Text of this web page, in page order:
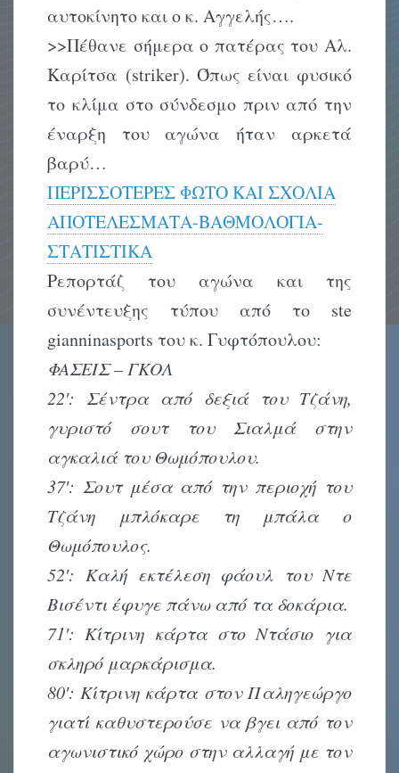
αυτοκίνητο και ο κ. Αγγελής….
>>Πέθανε σήμερα ο πατέρας του Αλ.
Καρίτσα (striker). Όπως είναι φυσικό
το κλίμα στο σύνδεσμο πριν από την
έναρξη του αγώνα ήταν αρκετά
βαρύ…
ΠΕΡΙΣΣΟΤΕΡΕΣ ΦΩΤΟ ΚΑΙ ΣΧΟΛΙΑ
ΑΠΟΤΕΛΕΣΜΑΤΑ-ΒΑΘΜΟΛΟΓΙΑ-
ΣΤΑΤΙΣΤΙΚΑ
Ρεπορτάζ του αγώνα και της
συνέντευξης τύπου από το ste
gianninasports του κ. Γυφτόπουλου:
ΦΑΣΕΙΣ – ΓΚΟΛ
22′: Σέντρα από δεξιά του Τζάνη,
γυριστό σουτ του Σιαλμά στην
αγκαλιά του Θωμόπουλου.
37′: Σουτ μέσα από την περιοχή του
Τζάνη μπλόκαρε τη μπάλα ο
Θωμόπουλος.
52′: Καλή εκτέλεση φάουλ του Ντε
Βισέντι έφυγε πάνω από τα δοκάρια.
71′: Κίτρινη κάρτα στο Ντάσιο για
σκληρό μαρκάρισμα.
80′: Κίτρινη κάρτα στον Παληγεώργο
γιατί καθυστερούσε να βγει από τον
αγωνιστικό χώρο στην αλλαγή με τον